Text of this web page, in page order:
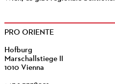
PRO ORIENTE
Hofburg
Marschallstiege II
1010 Vienna